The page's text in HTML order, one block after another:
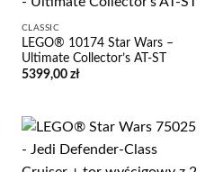
CLASSIC
LEGO® 10174 Star Wars –
Ultimate Collector’s AT-ST
5399,00 zł